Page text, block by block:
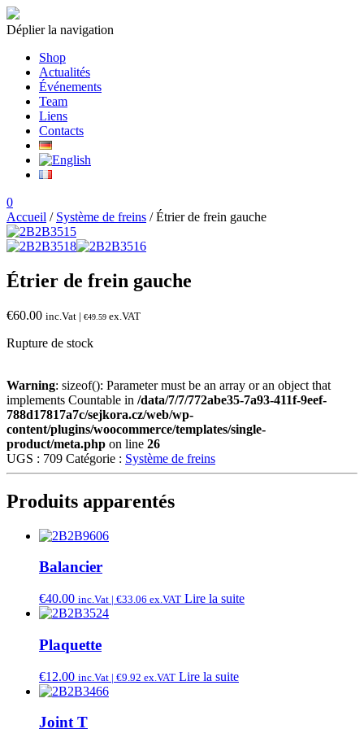
Déplier la navigation
Shop
Actualités
Événements
Team
Liens
Contacts
0
Accueil / Système de freins / Étrier de frein gauche
Étrier de frein gauche
€60.00 inc.Vat | €49.59 ex.VAT
Rupture de stock
Warning: sizeof(): Parameter must be an array or an object that
implements Countable in /data/7/7/772abe35-7a93-411f-9eef-
788d17817a7c/sejkora.cz/web/wp-
content/plugins/woocommerce/templates/single-
product/meta.php on line 26
UGS : 709 Catégorie : Système de freins
Produits apparentés
Balancier
€40.00 inc.Vat | €33.06 ex.VAT Lire la suite
Plaquette
€12.00 inc.Vat | €9.92 ex.VAT Lire la suite
Joint T